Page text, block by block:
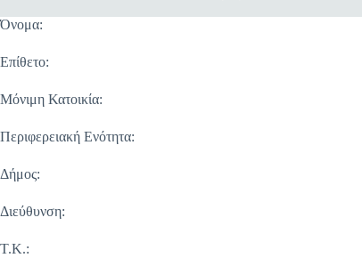
Όνομα:
Επίθετο:
Μόνιμη Κατοικία:
Περιφερειακή Ενότητα:
Δήμος:
Διεύθυνση:
Τ.Κ.: